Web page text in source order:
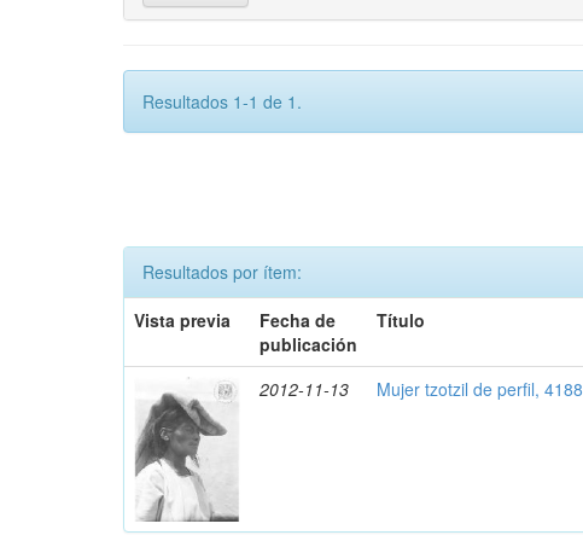
Resultados 1-1 de 1.
Resultados por ítem:
Vista previa
Fecha de
publicación
Título
2012-11-13 Mujer tzotzil de perfil, 4188